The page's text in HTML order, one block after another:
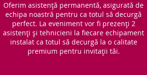
Oferim asistență permanentă, asigurată de
echipa noastră pentru ca totul să decurgă
perfect. La eveniment vor fi prezenți 2
asistenți și tehnicieni la fiecare echipament
instalat ca totul să decurgă la o calitate
premium pentru invitații tăi.